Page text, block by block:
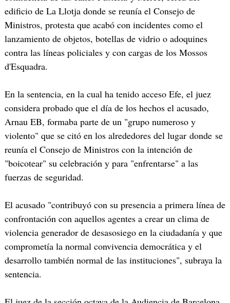
edificio de La Llotja donde se reunía el Consejo de
Ministros, protesta que acabó con incidentes como el
lanzamiento de objetos, botellas de vidrio o adoquines
contra las líneas policiales y con cargas de los Mossos
d'Esquadra.
En la sentencia, en la cual ha tenido acceso Efe, el juez
considera probado que el día de los hechos el acusado,
Arnau EB, formaba parte de un "grupo numeroso y
violento" que se citó en los alrededores del lugar donde se
reunía el Consejo de Ministros con la intención de
"boicotear" su celebración y para "enfrentarse" a las
fuerzas de seguridad.
El acusado "contribuyó con su presencia a primera línea de
confrontación con aquellos agentes a crear un clima de
violencia generador de desasosiego en la ciudadanía y que
comprometía la normal convivencia democrática y el
desarrollo también normal de las instituciones", subraya la
sentencia.